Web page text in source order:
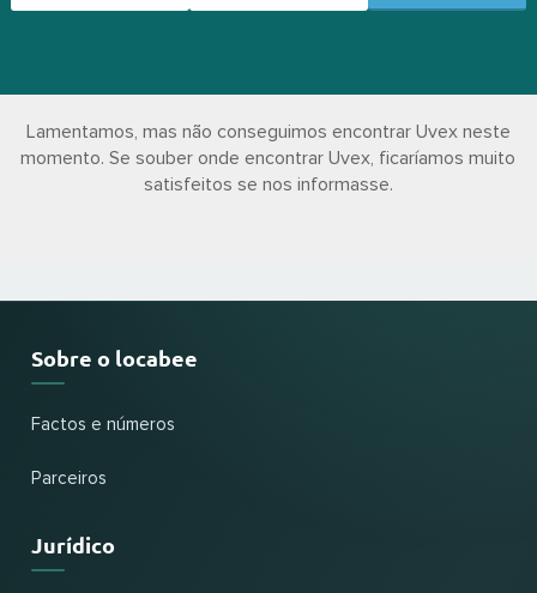
Lamentamos, mas não conseguimos encontrar Uvex neste
momento. Se souber onde encontrar Uvex, ficaríamos muito
satisfeitos se nos informasse.
Sobre o locabee
Factos e números
Parceiros
Jurídico